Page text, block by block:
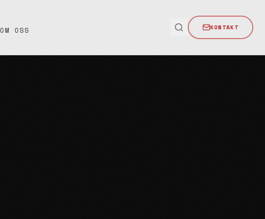
OM OSS KONTAKT